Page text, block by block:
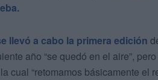
llevó a cabo la primera edición
año “se quedó en el aire”,
cual “retomamos básicamente el